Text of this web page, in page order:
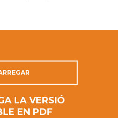
LA VERSIÓ
EN PDF